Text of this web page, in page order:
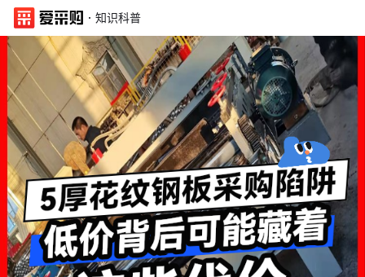
· 知识科普